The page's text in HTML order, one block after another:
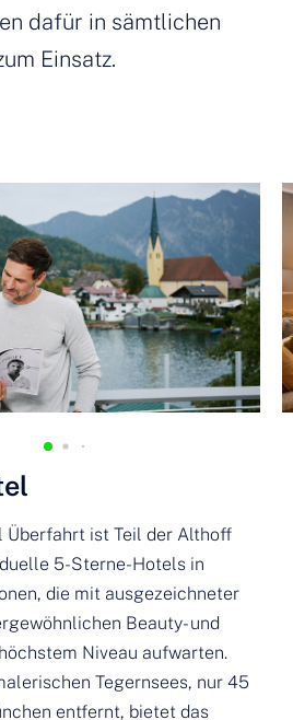
dafür in sämtlichen
Einsatz.
Überfahrt ist Teil der Althoff
5-Sterne-Hotels in
die mit ausgezeichneter
Beauty- und
Niveau aufwarten.
Tegernsees, nur 45
entfernt, bietet das